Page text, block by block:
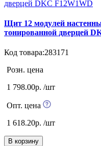
Щит 12 модулей
тонированной дверцей
Код товара:283171
Розн. цена
1 798.00р. /шт
Опт. цена
1 618.20р. /шт
В корзину